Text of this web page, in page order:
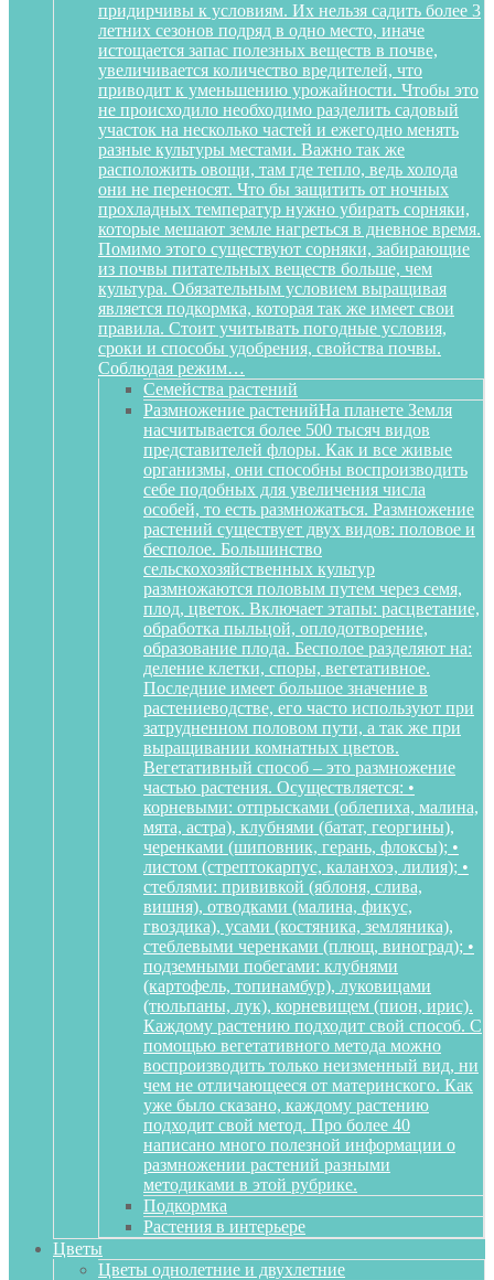
придирчивы к условиям. Их нельзя садить более 3
летних сезонов подряд в одно место, иначе
истощается запас полезных веществ в почве,
увеличивается количество вредителей, что
приводит к уменьшению урожайности. Чтобы это
не происходило необходимо разделить садовый
участок на несколько частей и ежегодно менять
разные культуры местами. Важно так же
расположить овощи, там где тепло, ведь холода
они не переносят. Что бы защитить от ночных
прохладных температур нужно убирать сорняки,
которые мешают земле нагреться в дневное время.
Помимо этого существуют сорняки, забирающие
из почвы питательных веществ больше, чем
культура. Обязательным условием выращивая
является подкормка, которая так же имеет свои
правила. Стоит учитывать погодные условия,
сроки и способы удобрения, свойства почвы.
Соблюдая режим…
Семейства растений
Размножение растенийНа планете Земля
насчитывается более 500 тысяч видов
представителей флоры. Как и все живые
организмы, они способны воспроизводить
себе подобных для увеличения числа
особей, то есть размножаться. Размножение
растений существует двух видов: половое и
бесполое. Большинство
сельскохозяйственных культур
размножаются половым путем через семя,
плод, цветок. Включает этапы: расцветание,
обработка пыльцой, оплодотворение,
образование плода. Бесполое разделяют на:
деление клетки, споры, вегетативное.
Последние имеет большое значение в
растениеводстве, его часто используют при
затрудненном половом пути, а так же при
выращивании комнатных цветов.
Вегетативный способ – это размножение
частью растения. Осуществляется: •
корневыми: отпрысками (облепиха, малина,
мята, астра), клубнями (батат, георгины),
черенками (шиповник, герань, флоксы); •
листом (стрептокарпус, каланхоэ, лилия); •
стеблями: прививкой (яблоня, слива,
вишня), отводками (малина, фикус,
гвоздика), усами (костяника, земляника),
стеблевыми черенками (плющ, виноград); •
подземными побегами: клубнями
(картофель, топинамбур), луковицами
(тюльпаны, лук), корневищем (пион, ирис).
Каждому растению подходит свой способ. С
помощью вегетативного метода можно
воспроизводить только неизменный вид, ни
чем не отличающееся от материнского. Как
уже было сказано, каждому растению
подходит свой метод. Про более 40
написано много полезной информации о
размножении растений разными
методиками в этой рубрике.
Подкормка
Растения в интерьере
Цветы
Цветы однолетние и двухлетние